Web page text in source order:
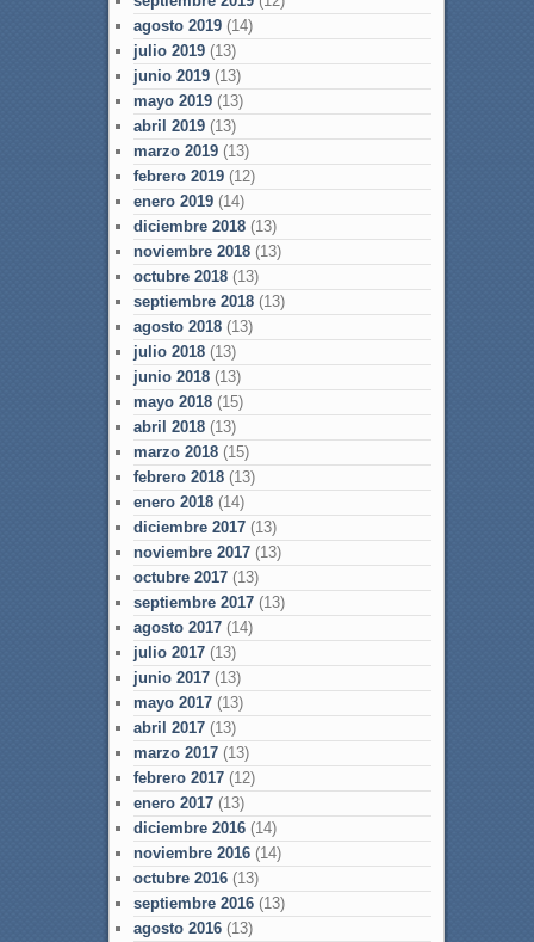
agosto 2019(14)
julio 2019(13)
junio 2019(13)
mayo 2019(13)
abril 2019(13)
marzo 2019(13)
febrero 2019(12)
enero 2019(14)
diciembre 2018(13)
noviembre 2018(13)
octubre 2018(13)
septiembre 2018(13)
agosto 2018(13)
julio 2018(13)
junio 2018(13)
mayo 2018(15)
abril 2018(13)
marzo 2018(15)
febrero 2018(13)
enero 2018(14)
diciembre 2017(13)
noviembre 2017(13)
octubre 2017(13)
septiembre 2017(13)
agosto 2017(14)
julio 2017(13)
junio 2017(13)
mayo 2017(13)
abril 2017(13)
marzo 2017(13)
febrero 2017(12)
enero 2017(13)
diciembre 2016(14)
noviembre 2016(14)
octubre 2016(13)
septiembre 2016(13)
agosto 2016(13)